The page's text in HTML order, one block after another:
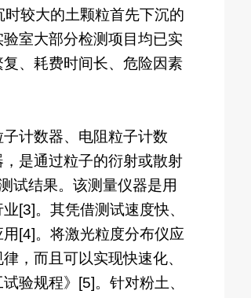
较大的土颗粒首先下沉的
室大部分检测项目均已实
、耗费时间长、危险因素
计数器、电阻粒子计数
是通过粒子的衍射或散射
试结果。该测量仪器是用
[3]。其凭借测试速度快、
[4]。将激光粒度分布仪应
，而且可以实现快速化、
验规程》[5]。针对粉土、